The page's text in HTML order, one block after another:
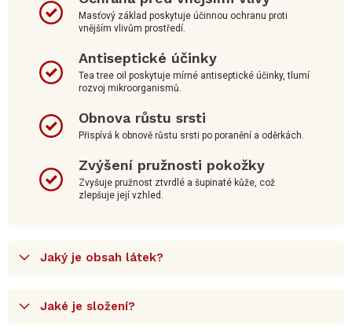
Masťový základ poskytuje účinnou ochranu proti
vnějším vlivům prostředí.
Antiseptické účinky
Tea tree oil poskytuje mírné antiseptické účinky, tlumí
rozvoj mikroorganismů.
Obnova růstu srsti
Přispívá k obnově růstu srsti po poranění a oděrkách.
Zvýšení pružnosti pokožky
Zvyšuje pružnost ztvrdlé a šupinaté kůže, což
zlepšuje její vzhled.
Jaký je obsah látek?
Jaké je složení?